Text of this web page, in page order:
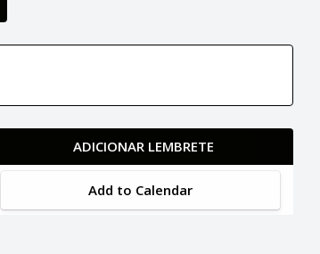
ADICIONAR LEMBRETE
Add to Calendar